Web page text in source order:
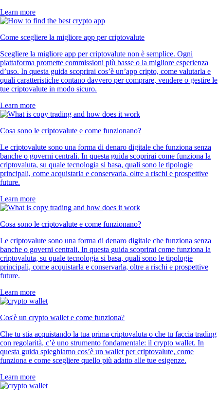
Learn more
Come scegliere la migliore app per criptovalute
Scegliere la migliore app per criptovalute non è semplice. Ogni
piattaforma promette commissioni più basse o la migliore esperienza
d’uso. In questa guida scoprirai cos’è un’app cripto, come valutarla e
quali caratteristiche contano davvero per comprare, vendere o gestire le
tue criptovalute in modo sicuro.
Learn more
Cosa sono le criptovalute e come funzionano?
Le criptovalute sono una forma di denaro digitale che funziona senza
banche o governi centrali. In questa guida scoprirai come funziona la
criptovaluta, su quale tecnologia si basa, quali sono le tipologie
principali, come acquistarla e conservarla, oltre a rischi e prospettive
future.
Learn more
Cosa sono le criptovalute e come funzionano?
Le criptovalute sono una forma di denaro digitale che funziona senza
banche o governi centrali. In questa guida scoprirai come funziona la
criptovaluta, su quale tecnologia si basa, quali sono le tipologie
principali, come acquistarla e conservarla, oltre a rischi e prospettive
future.
Learn more
Cos'è un crypto wallet e come funziona?
Che tu stia acquistando la tua prima criptovaluta o che tu faccia trading
con regolarità, c’è uno strumento fondamentale: il crypto wallet. In
questa guida spieghiamo cos’è un wallet per criptovalute, come
funziona e come scegliere quello più adatto alle tue esigenze.
Learn more